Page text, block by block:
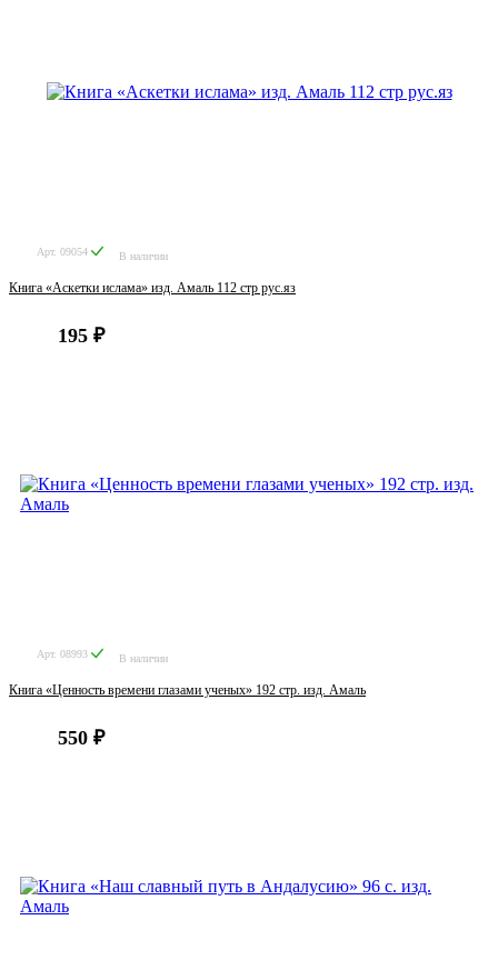
Арт. 09054 В наличии
Книга «Аскетки ислама» изд. Амаль 112 стр рус.яз
195 ₽
Арт. 08993 В наличии
Книга «Ценность времени глазами ученых» 192 стр. изд. Амаль
550 ₽